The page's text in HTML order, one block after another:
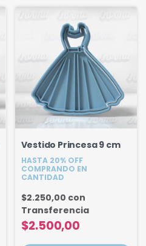
Vestido Princesa 9 cm
HASTA 20% OFF
COMPRANDO EN
CANTIDAD
$2.500,00
$2.250,00 con
Transferencia